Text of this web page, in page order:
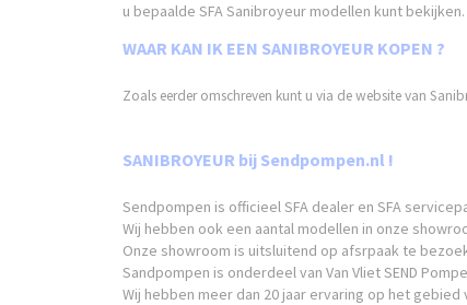
u bepaalde SFA Sanibroyeur modellen kunt bekijken.
WAAR KAN IK EEN SANIBROYEUR KOPEN ?
Zoals eerder omschreven kunt u via de website van
SANIBROYEUR bij Sendpompen.nl !
Sendpompen is officieel SFA dealer en SFA
Wij hebben ook een aantal modellen in onze
Onze showroom is uitsluitend op afsrpaak te
Sandpompen is onderdeel van Van Vliet SEND
Wij hebben meer dan 20 jaar ervaring op het